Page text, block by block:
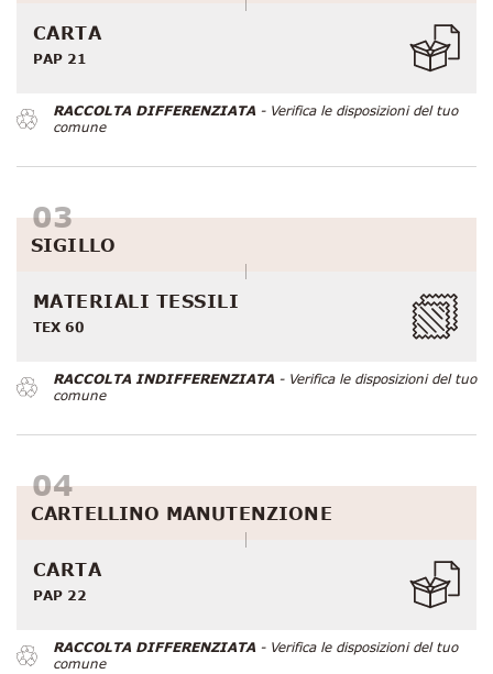
CARTA
PAP 21
RACCOLTA DIFFERENZIATA- Verifica le disposizioni del tuo
comune
SIGILLO
MATERIALI TESSILI
TEX 60
RACCOLTA INDIFFERENZIATA- Verifica le disposizioni del tuo
comune
CARTELLINO MANUTENZIONE
CARTA
PAP 22
RACCOLTA DIFFERENZIATA- Verifica le disposizioni del tuo
comune